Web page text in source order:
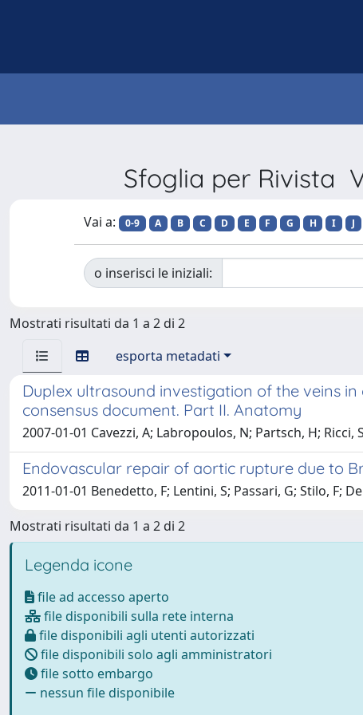
Sfoglia per Rivista
Vai a: 0-9 A B C D E F G H I J
o inserisci le iniziali:
Mostrati risultati da 1 a 2 di 2
esporta metadati
Duplex ultrasound investigation of the veins
consensus document. Part II. Anatomy
2007-01-01 Cavezzi, A; Labropoulos, N; Partsch, H;
Endovascular repair of aortic rupture due to
2011-01-01 Benedetto, F; Lentini, S; Passari, G; Stilo, F;
Mostrati risultati da 1 a 2 di 2
Legenda icone
file ad accesso aperto
file disponibili sulla rete interna
file disponibili agli utenti autorizzati
file disponibili solo agli amministratori
file sotto embargo
nessun file disponibile